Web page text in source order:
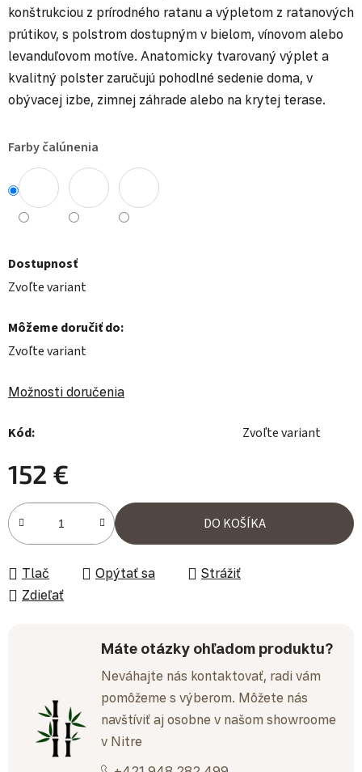
konštrukciou z prírodného ratanu a výpletom z ratanových
prútikov, s polstrom dostupným v bielom, vínovom alebo
levanduľovom motíve. Anatomicky tvarovaný výplet a
kvalitný polster zaručujú pohodlné sedenie doma, v
obývacej izbe, zimnej záhrade alebo na krytej terase.
Farby čalúnenia
Dostupnosť
Zvoľte variant
Môžeme doručiť do:
Zvoľte variant
Možnosti doručenia
Kód: Zvoľte variant
152 €
Jednotková cena:
DO KOŠÍKA
Tlač Opýtať sa
Strážiť
Zdieľať
Máte otázky ohľadom produktu?
Neváhajte nás kontaktovať, radi vám
pomôžeme s výberom. Môžete nás
navštíviť aj osobne v našom showroome
v Nitre